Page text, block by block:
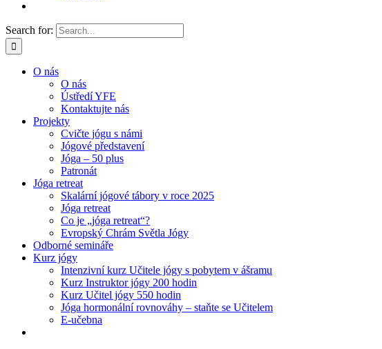
Search for:
O nás
O nás
Ústředí YFE
Kontaktujte nás
Projekty
Cvičte jógu s námi
Jógové představení
Jóga – 50 plus
Patronát
Jóga retreat
Skalární jógové tábory v roce 2025
Jóga retreat
Co je „jóga retreat“?
Evropský Chrám Světla Jógy
Odborné semináře
Kurz jógy
Intenzivní kurz Učitele jógy s pobytem v ášramu
Kurz Instruktor jógy 200 hodin
Kurz Učitel jógy 550 hodin
Jóga hormonální rovnováhy – staňte se Učitelem
E-učebna